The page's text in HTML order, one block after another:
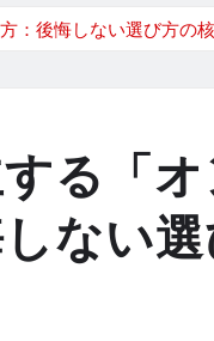
：後悔しない選び方の
る「
ない